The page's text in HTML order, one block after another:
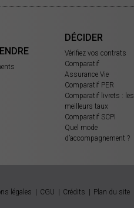
DÉCIDER
Vérifiez vos contrats
Comparatif
Assurance Vie
Comparatif PER
Comparatif livrets : les
meilleurs taux
Comparatif SCPI
Quel mode
d’accompagnement ?
légales CGU Crédits Plan du site